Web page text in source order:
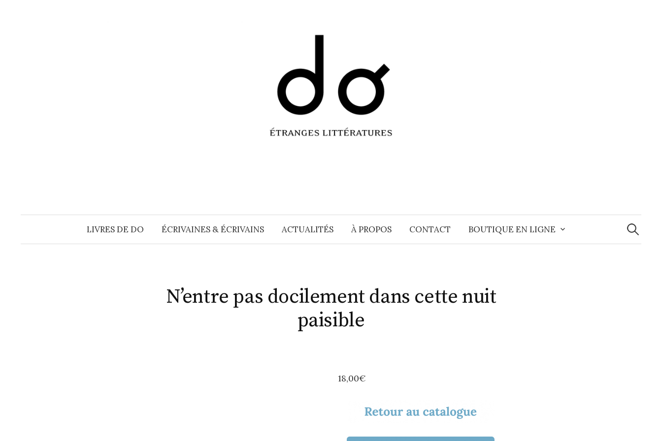
LIVRES DE DO ÉCRIVAINES & ÉCRIVAINS ACTUALITÉS À PROPOS CONTACT BOUTIQUE EN LIGNE
N’entre pas docilement dans cette nuit
paisible
18,00€